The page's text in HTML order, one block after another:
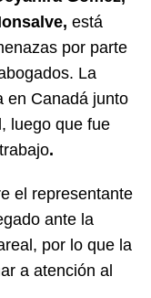
está
por parte
La
en Canadá junto
luego que fue
.
el representante
ante la
por lo que la
a atención al